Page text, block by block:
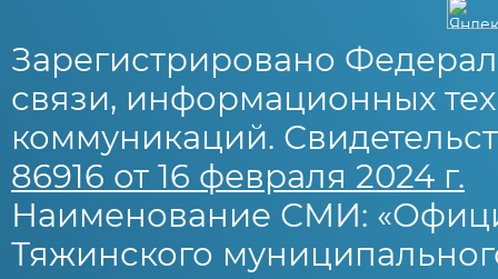
Зарегистрировано
связи, информационных
коммуникаций.
86916 от 16 февраля 2024 г.
Наименование СМИ:
Тяжинского